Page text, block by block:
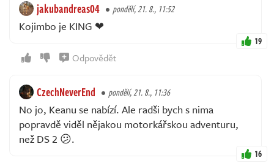
jakubandreas04 pondělí, 21. 8., 11:52
Kojimbo je KING ❤
19
Odpovědět
CzechNeverEnd pondělí, 21. 8., 11:36
No jo, Keanu se nabízí. Ale radši bych s nima
popravdě viděl nějakou motorkářskou adventuru,
než DS 2 😕.
16